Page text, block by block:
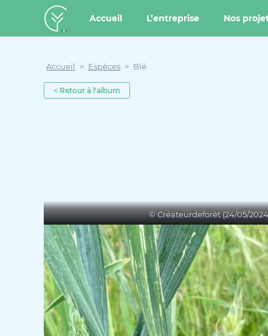
Créateur de forêt
Accueil L’entreprise Nos
Accueil > Espèces > Blé
< Retour à l'album
© Créateurdeforêt (24/05/